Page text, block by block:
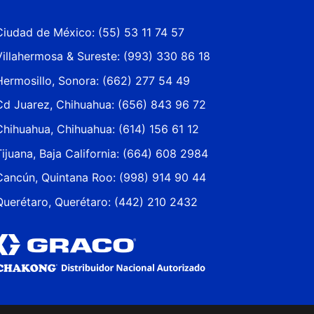
de México: (55) 53 11 74 57
& Sureste: (993) 330 86 18
Sonora: (662) 277 54 49
Juarez, Chihuahua: (656) 843 96 72
Chihuahua: (614) 156 61 12
Baja California: (664) 608 2984
Quintana Roo: (998) 914 90 44
Querétaro: (442) 210 2432